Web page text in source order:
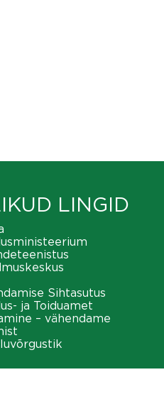
LINGID
Sihtasutus
ja Toiduamet
– vähendame